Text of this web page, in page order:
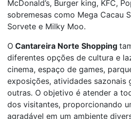
McDonald’s, Burger king, KFC,
sobremesas como Mega Cacau
Sorvete e Milky Moo.
O Cantareira Norte Shopping
diferentes opções de cultura e
cinema, espaço de games,
exposições, atividades sazonais
outras. O objetivo é atender a
dos visitantes, proporcionando
agradável em um ambiente